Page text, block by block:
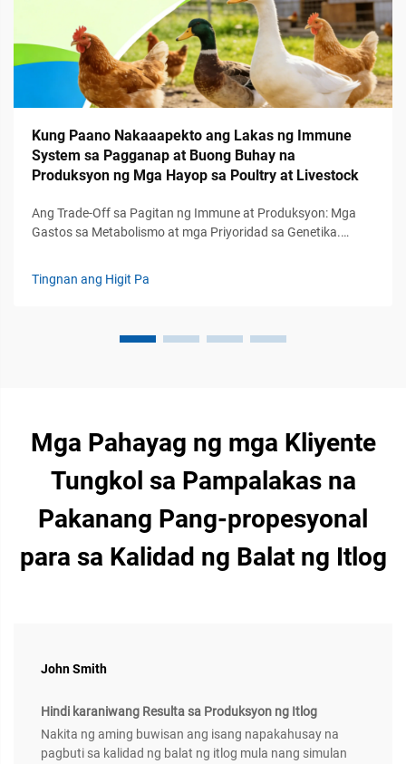
Kung Paano Nakaaapekto ang Lakas ng Immune
System sa Pagganap at Buong Buhay na
Produksyon ng Mga Hayop sa Poultry at Livestock
Ang Trade-Off sa Pagitan ng Immune at Produksyon: Mga
Gastos sa Metabolismo at mga Priyoridad sa Genetika.
Produksyon. Ang immune system sa livestock ay gumagana
Tingnan ang Higit Pa
Mga Pahayag ng mga Kliyente
Tungkol sa Pampalakas na
Pakanang Pang-propesyonal
para sa Kalidad ng Balat ng Itlog
John Smith
Hindi karaniwang Resulta sa Produksyon ng Itlog
Nakita ng aming buwisan ang isang napakahusay na
pagbuti sa kalidad ng balat ng itlog mula nang simulan